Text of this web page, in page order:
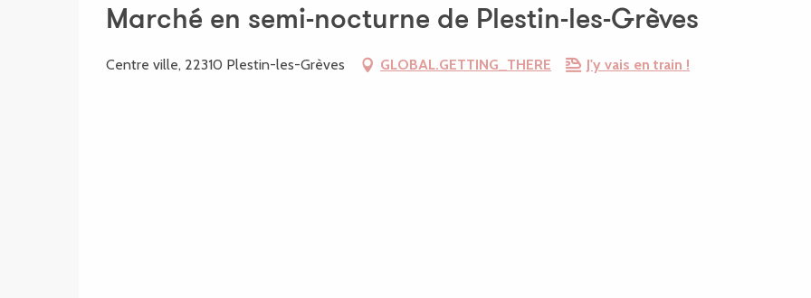
Marché en semi-nocturne de Plestin-les-Grèves
Centre ville, 22310 Plestin-les-Grèves GLOBAL.GETTING_THERE J'y vais en train !